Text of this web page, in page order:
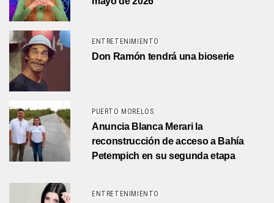
ENTRETENIMIENTO
Don Ramón tendrá una bioserie
PUERTO MORELOS
Anuncia Blanca Merari la
reconstrucción de acceso a Bahía
Petempich en su segunda etapa
ENTRETENIMIENTO